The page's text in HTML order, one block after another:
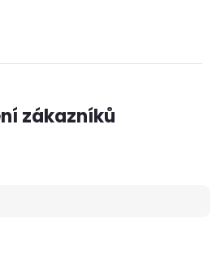
zákazníků